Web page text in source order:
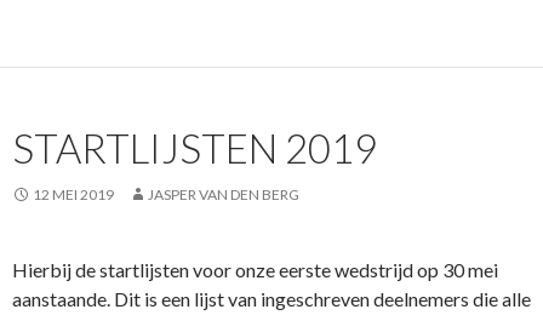
b
o
k
er s
p
p
STARTLIJSTEN 2019
12 MEI 2019 JASPER VAN DEN BERG
Hierbij de startlijsten voor onze eerste wedstrijd op 30 mei
aanstaande. Dit is een lijst van ingeschreven deelnemers die alle